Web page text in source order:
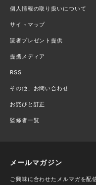
個人情報の取り扱いについて
サイトマップ
読者プレゼント提供
提携メディア
RSS
その他、お問い合わせ
お詫びと訂正
監修者一覧
メールマガジン
ご興味に合わせたメルマガを配